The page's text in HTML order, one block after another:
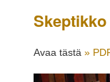
Skeptikko
Avaa tästä»